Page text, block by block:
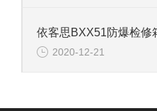
依客思BXX51防爆检修
2020-12-21